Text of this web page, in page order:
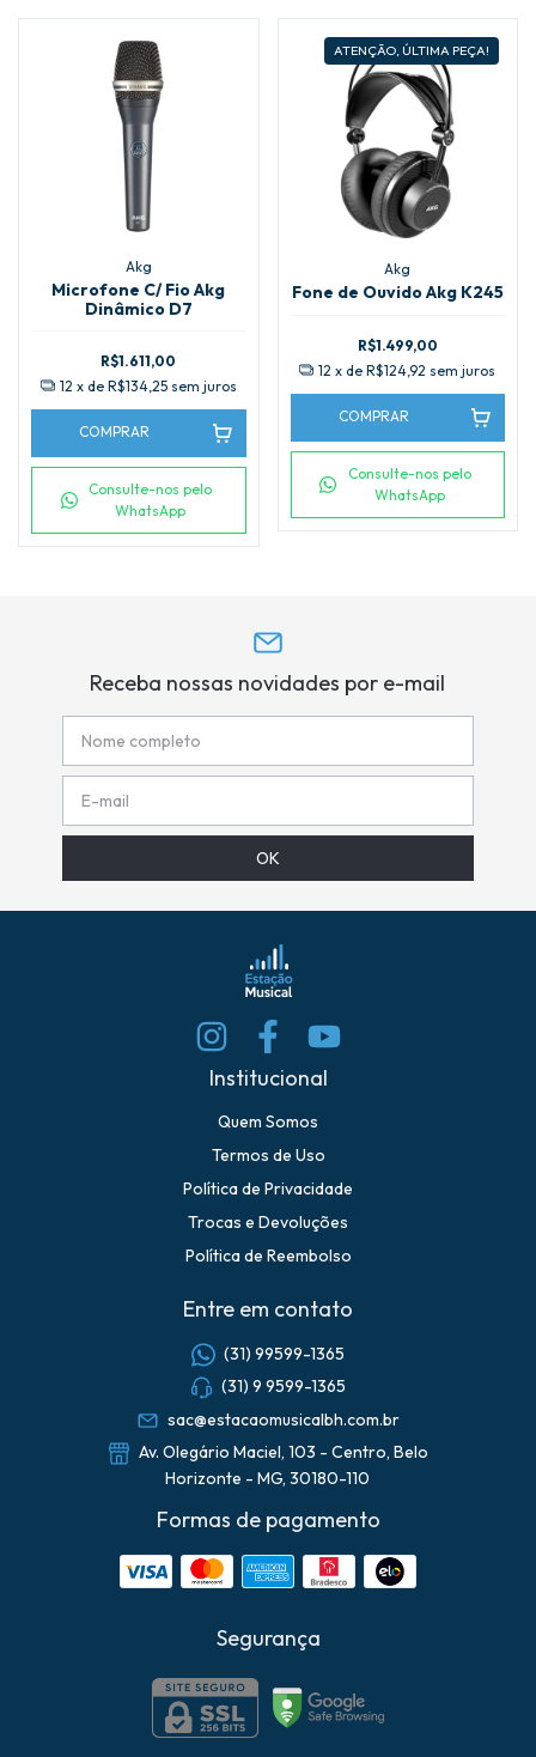
Akg
Microfone C/ Fio Akg
Dinâmico D7
R$1.611,00
12 x de R$134,25 sem juros
COMPRAR
Consulte-nos pelo
WhatsApp
ATENÇÃO, ÚLTIMA PEÇA!
Akg
Fone de Ouvido Akg K245
R$1.499,00
12 x deR$124,92 sem juros
COMPRAR
Consulte-nos pelo
WhatsApp
Receba nossas novidades por e-mail
Institucional
Quem Somos
Termos de Uso
Política de Privacidade
Trocas e Devoluções
Política de Reembolso
Entre em contato
(31) 99599-1365
(31) 9 9599-1365
sac@estacaomusicalbh.com.br
Av. Olegário Maciel, 103 - Centro, Belo
Horizonte - MG, 30180-110
Formas de pagamento
Segurança